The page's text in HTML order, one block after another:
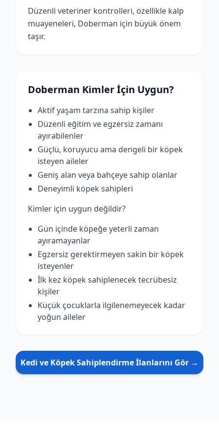
Düzenli veteriner kontrolleri, özellikle kalp
muayeneleri, Doberman için büyük önem
taşır.
Doberman Kimler İçin Uygun?
Aktif yaşam tarzına sahip kişiler
Düzenli eğitim ve egzersiz zamanı
ayırabilenler
Güçlü, koruyucu ama dengeli bir köpek
isteyen aileler
Geniş alan veya bahçeye sahip olanlar
Deneyimli köpek sahipleri
Kimler için uygun değildir?
Gün içinde köpeğe yeterli zaman
ayıramayanlar
Egzersiz gerektirmeyen sakin bir köpek
isteyenler
İlk kez köpek sahiplenecek tecrübesiz
kişiler
Küçük çocuklarla ilgilenemeyecek kadar
yoğun aileler
Kedi ve Köpek Sahiplendirme İlanlarını Gör →